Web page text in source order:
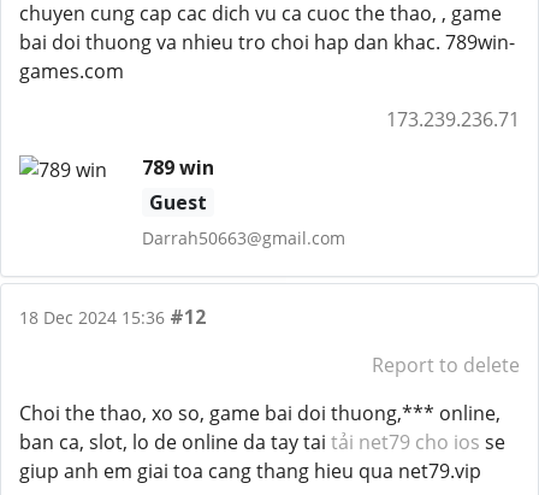
chuyen cung cap cac dich vu ca cuoc the thao, , game
bai doi thuong va nhieu tro choi hap dan khac. 789win-
games.com
173.239.236.71
789 win
Guest
Darrah50663@gmail.com
18 Dec 2024 15:36 #12
Report to delete
Choi the thao, xo so, game bai doi thuong,*** online,
ban ca, slot, lo de online da tay tai tải net79 cho ios se
giup anh em giai toa cang thang hieu qua net79.vip